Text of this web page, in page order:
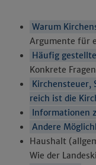
Warum
Argumente für
Häufig
Konkrete
Kirchensteuer,
reich ist die
Informationen
Andere
Haushalt
Wie der